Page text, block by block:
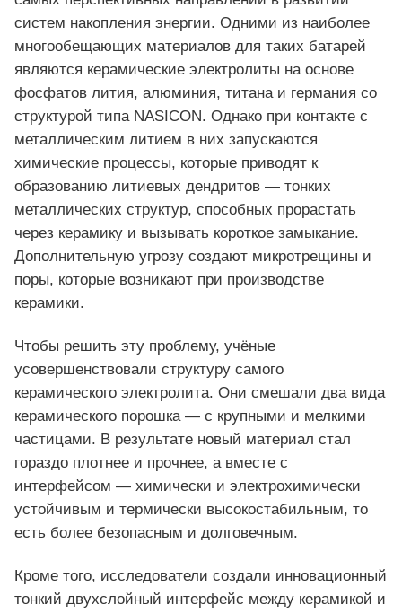
систем накопления энергии. Одними из наиболее
многообещающих материалов для таких батарей
являются керамические электролиты на основе
фосфатов лития, алюминия, титана и германия со
структурой типа NASICON. Однако при контакте с
металлическим литием в них запускаются
химические процессы, которые приводят к
образованию литиевых дендритов — тонких
металлических структур, способных прорастать
через керамику и вызывать короткое замыкание.
Дополнительную угрозу создают микротрещины и
поры, которые возникают при производстве
керамики.
Чтобы решить эту проблему, учёные
усовершенствовали структуру самого
керамического электролита. Они смешали два вида
керамического порошка — с крупными и мелкими
частицами. В результате новый материал стал
гораздо плотнее и прочнее, а вместе с
интерфейсом — химически и электрохимически
устойчивым и термически высокостабильным, то
есть более безопасным и долговечным.
Кроме того, исследователи создали инновационный
тонкий двухслойный интерфейс между керамикой и